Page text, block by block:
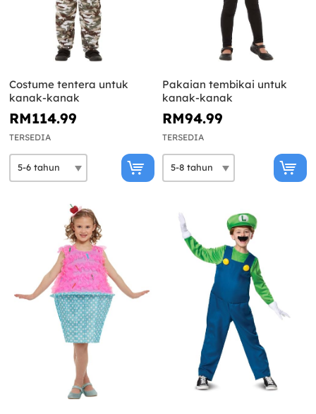
Costume tentera untuk
kanak-kanak
RM114.99
TERSEDIA
Pakaian tembikai untuk
kanak-kanak
RM94.99
TERSEDIA